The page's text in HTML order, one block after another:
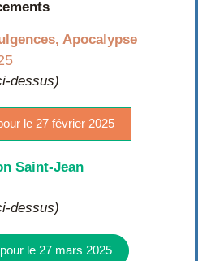
Apocalypse
dessus)
le 27 février 2025
Saint-Jean
dessus)
le 27 mars 2025